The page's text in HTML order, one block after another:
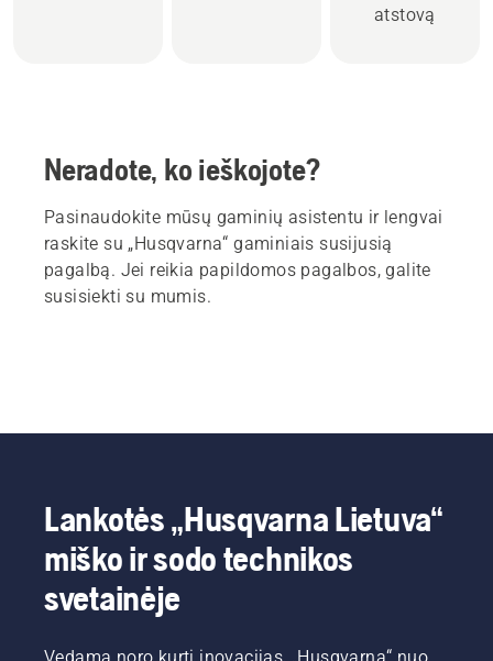
atstovą
Neradote, ko ieškojote?
Pasinaudokite mūsų gaminių asistentu ir lengvai
raskite su „Husqvarna“ gaminiais susijusią
pagalbą. Jei reikia papildomos pagalbos, galite
susisiekti su mumis.
Lankotės „Husqvarna Lietuva“
miško ir sodo technikos
svetainėje
Vedama noro kurti inovacijas, „Husqvarna“ nuo